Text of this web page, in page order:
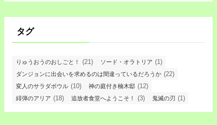
タグ
りゅうおうのおしごと！ (21) ソード・オラトリア (1)
ダンジョンに出会いを求めるのは間違っているだろうか (22)
変人のサラダボウル (10) 神の庭付き楠木邸 (12)
緋弾のアリア (18) 追放者食堂へようこそ！ (3) 鬼滅の刃 (1)